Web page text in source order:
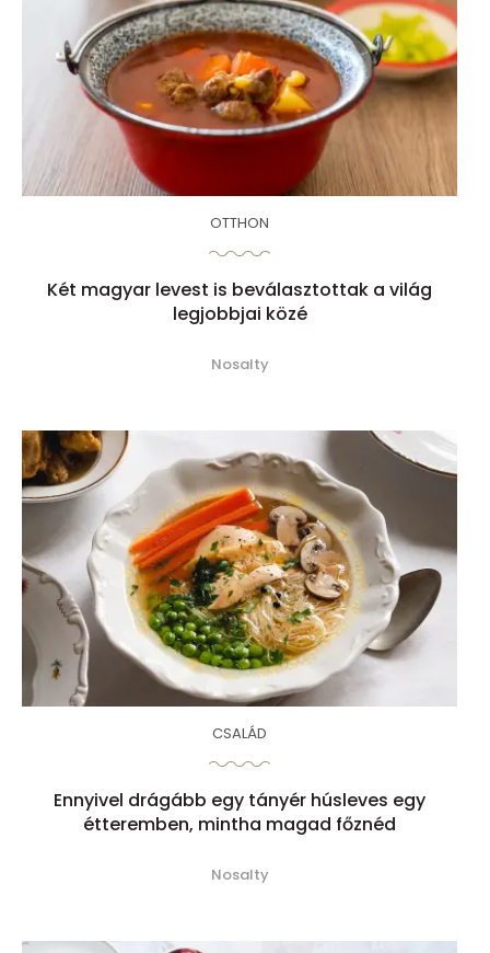
OTTHON
Két magyar levest is beválasztottak a világ
legjobbjai közé
Nosalty
CSALÁD
Ennyivel drágább egy tányér húsleves egy
étteremben, mintha magad főznéd
Nosalty